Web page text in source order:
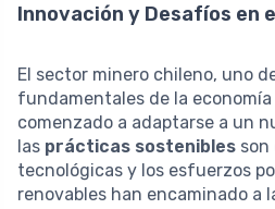
Innovación y Desafíos en
El sector minero chileno, uno
fundamentales de la
comenzado a adaptarse a un
las prácticas sostenibles son
tecnológicas y los esfuerzos
renovables han encaminado a